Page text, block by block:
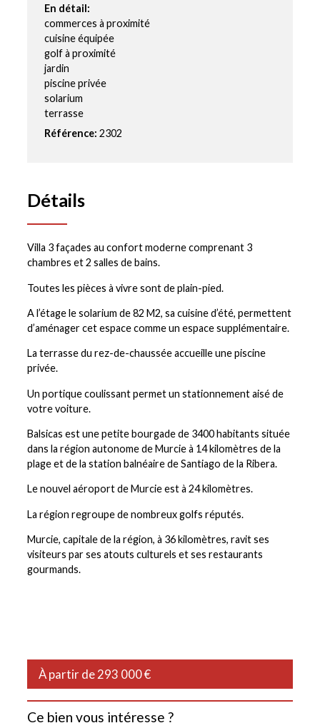
En détail:
commerces à proximité
cuisine équipée
golf à proximité
jardin
piscine privée
solarium
terrasse
Référence:2302
Détails
Villa 3 façades au confort moderne comprenant 3
chambres et 2 salles de bains.
Toutes les pièces à vivre sont de plain-pied.
A l’étage le solarium de 82 M2, sa cuisine d’été, permettent
d’aménager cet espace comme un espace supplémentaire.
La terrasse du rez-de-chaussée accueille une piscine
privée.
Un portique coulissant permet un stationnement aisé de
votre voiture.
Balsicas est une petite bourgade de 3400 habitants située
dans la région autonome de Murcie à 14 kilomètres de la
plage et de la station balnéaire de Santiago de la Ribera.
Le nouvel aéroport de Murcie est à 24 kilomètres.
La région regroupe de nombreux golfs réputés.
Murcie, capitale de la région, à 36 kilomètres, ravit ses
visiteurs par ses atouts culturels et ses restaurants
gourmands.
À partir de 293 000 €
Ce bien vous intéresse ?